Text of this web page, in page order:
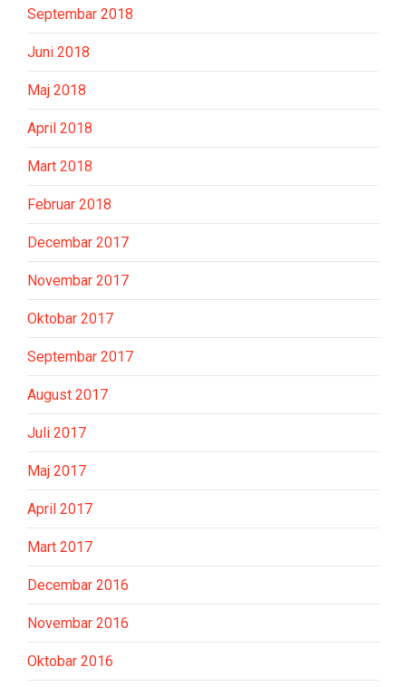
Septembar 2018
Juni 2018
Maj 2018
April 2018
Mart 2018
Februar 2018
Decembar 2017
Novembar 2017
Oktobar 2017
Septembar 2017
August 2017
Juli 2017
Maj 2017
April 2017
Mart 2017
Decembar 2016
Novembar 2016
Oktobar 2016